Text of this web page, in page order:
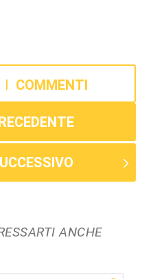
I COMMENTI
ANCHE